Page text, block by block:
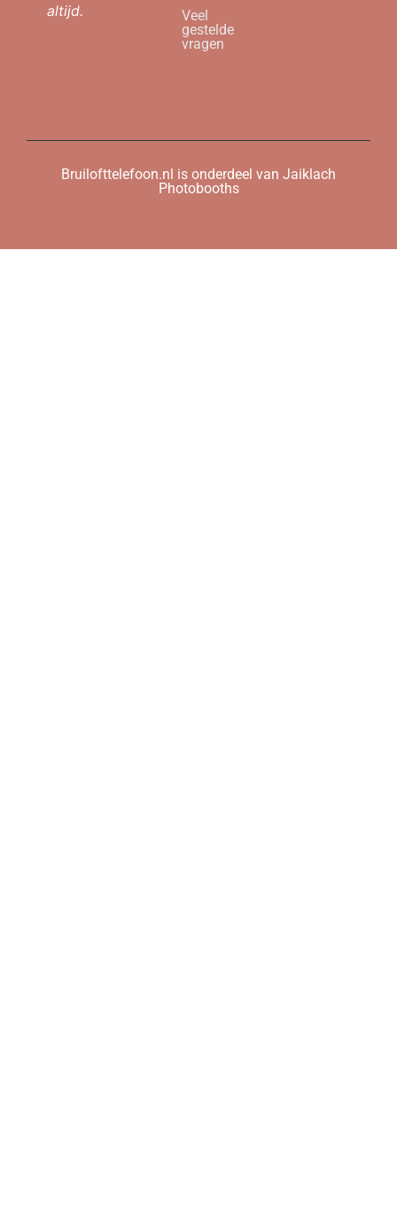
altijd.
Veel
gestelde
vragen
Bruilofttelefoon.nl is onderdeel van Jaiklach
Photobooths